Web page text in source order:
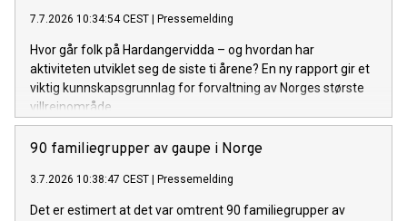
7.7.2026 10:34:54 CEST Pressemelding
Hvor går folk på Hardangervidda – og hvordan har
aktiviteten utviklet seg de siste ti årene? En ny rapport gir et
viktig kunnskapsgrunnlag for forvaltning av Norges største
villreinområde.
90 familiegrupper av gaupe i Norge
3.7.2026 10:38:47 CEST Pressemelding
Det er estimert at det var omtrent 90 familiegrupper av